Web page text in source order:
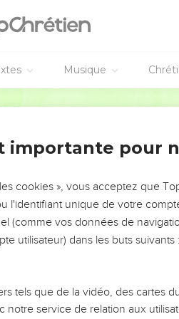
Musique
et aux autres de deçà le fleuve.
a été exposée et lue devant moi.
qui ont dominé sur tous ceux
ces gens-là, afin que cette ville
croîtrait le dommage au préjudice
en diligence à Jérusalem
importante pour
cookies », vous acceptez que
l'identifiant unique de votre
(comme vos données de
utilisateur) dans les buts suivants :
tels que de la vidéo, des cartes
service de relation aux